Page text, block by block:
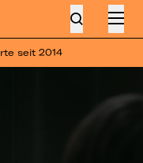
seit 2014